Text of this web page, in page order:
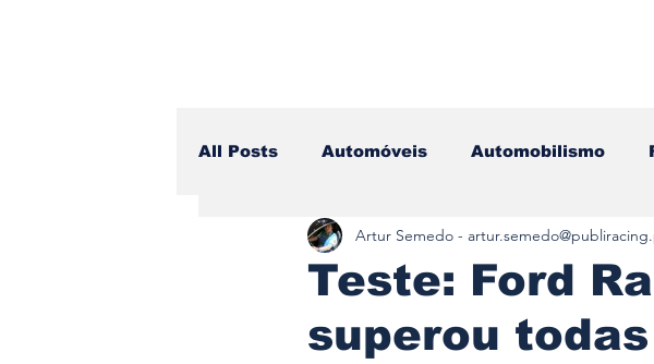
All Posts Automóveis Automobilismo
Camiões Lazer Aviação Motos
Branding & Estratégia Componentes
Teste: Ford
superou
Artur Semedo -